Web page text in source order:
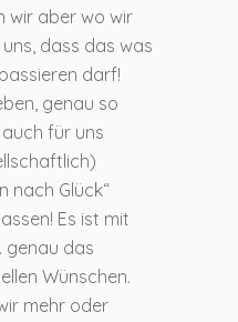
wir aber wo wir
dass das was
darf!
genau so
für uns
nach Glück“
Es ist mit
genau das
Wünschen.
mehr oder